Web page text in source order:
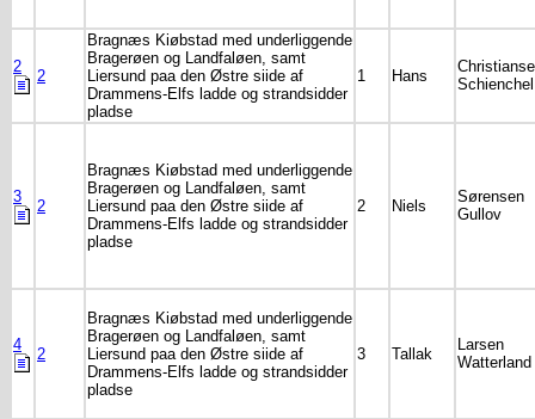
2
2
Bragnæs Kiøbstad med underliggende
Bragerøen og Landfaløen, samt
Liersund paa den Østre siide af
Drammens-Elfs ladde og strandsidder
pladse
1 Hans
Schienchel
3
2
Bragnæs Kiøbstad med underliggende
Bragerøen og Landfaløen, samt
Liersund paa den Østre siide af
Drammens-Elfs ladde og strandsidder
pladse
2 Niels
Sørensen
Gullov
4
2
Bragnæs Kiøbstad med underliggende
Bragerøen og Landfaløen, samt
Liersund paa den Østre siide af
Drammens-Elfs ladde og strandsidder
pladse
3 Tallak
Larsen
Watterland